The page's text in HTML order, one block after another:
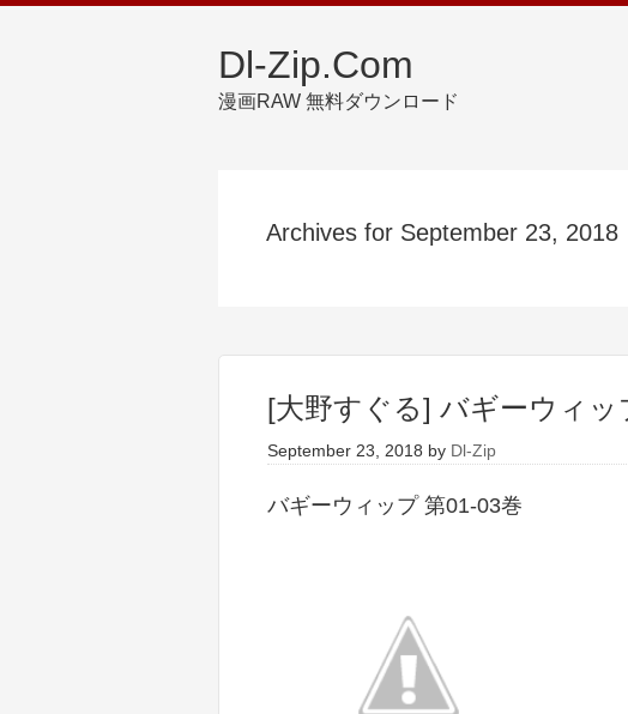
Dl-Zip.Com
漫画RAW 無料ダウンロード
Archives for September 23, 2018
[大野すぐる] バギーウィッ
September 23, 2018 by Dl-Zip
バギーウィップ 第01-03巻